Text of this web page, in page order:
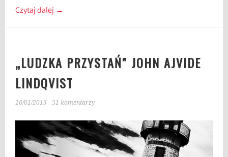
Czytaj dalej →
„LUDZKA PRZYSTAŃ” JOHN AJVIDE
LINDQVIST
16/01/2015 51 komentarzy